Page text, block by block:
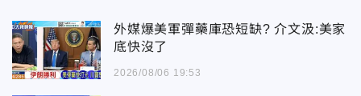
外媒爆美軍彈藥庫恐短缺? 介文汲:美家
底快沒了
2026/08/06 19:53